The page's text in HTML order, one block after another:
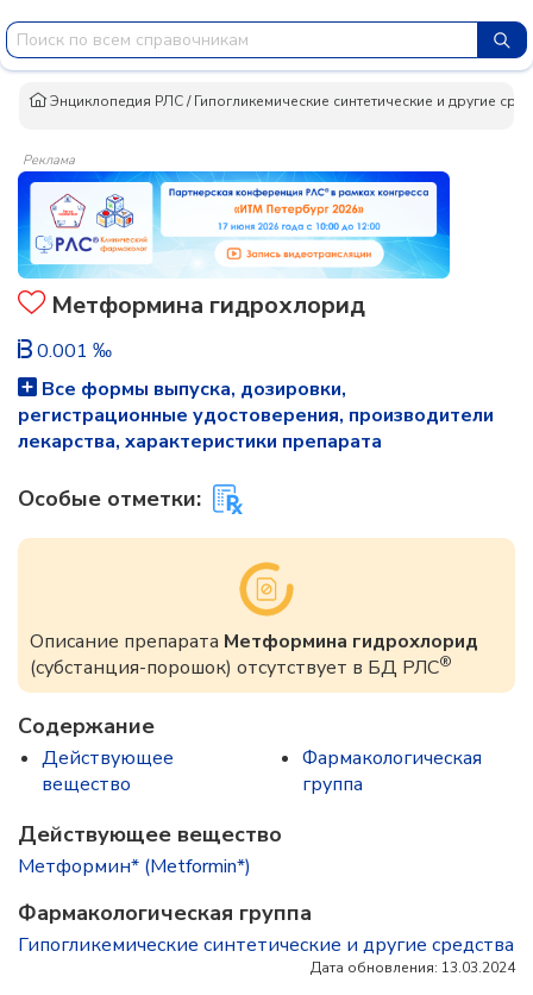
Энциклопедия РЛС/Гипогликемические синтетические и другие
Реклама
Метформина гидрохлорид
0.001 ‰
Все формы выпуска, дозировки,
регистрационные удостоверения, производители
лекарства, характеристики препарата
Особые отметки:
Описание препарата Метформина гидрохлорид
(субстанция-порошок) отсутствует в БД РЛС®
Содержание
Действующее
вещество
Фармакологическая
группа
Действующее вещество
Метформин* (Metformin*)
Фармакологическая группа
Гипогликемические синтетические и другие средства
Дата обновления: 13.03.2024